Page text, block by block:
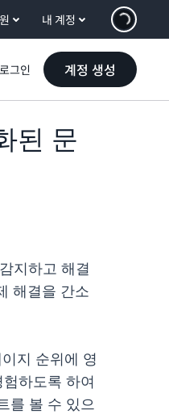
내 계정
그인 계정 생성
된 문
지하고 해결
해결을 간소
지 순위에 영
하도록 하여
를 볼 수 있으